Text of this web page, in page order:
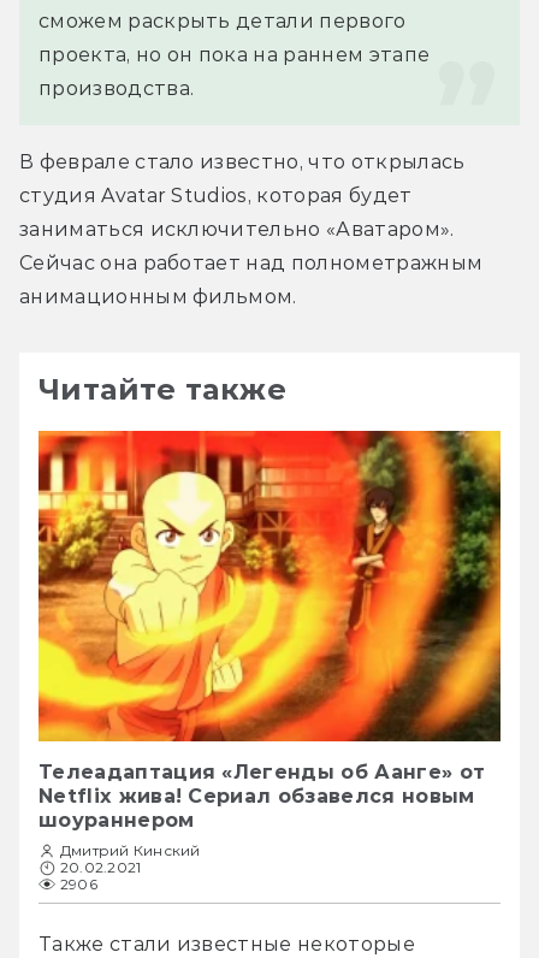
сможем раскрыть детали первого
проекта, но он пока на раннем этапе
производства.
В феврале стало известно, что открылась
студия Avatar Studios, которая будет
заниматься исключительно «Аватаром».
Сейчас она работает над полнометражным
анимационным фильмом.
Читайте также
Телеадаптация «Легенды об Аанге» от
Netflix жива! Сериал обзавелся новым
шоураннером
Дмитрий Кинский
20.02.2021
2906
Также стали известные некоторые